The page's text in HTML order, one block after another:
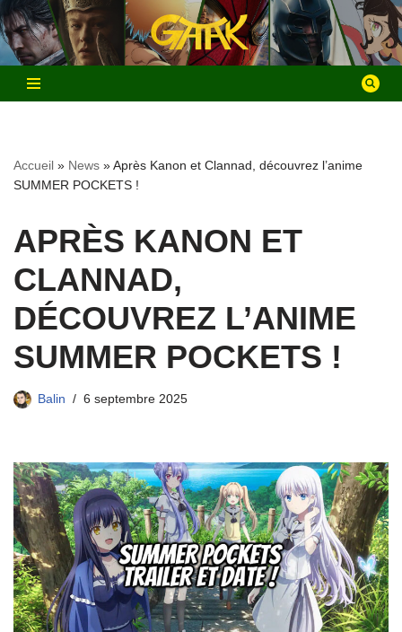
Aller
au
contenu
Accueil » News »Après Kanon et Clannad, découvrez l’anime
SUMMER POCKETS !
APRÈS KANON ET
CLANNAD,
DÉCOUVREZ L’ANIME
SUMMER POCKETS !
Balin 6 septembre 2025